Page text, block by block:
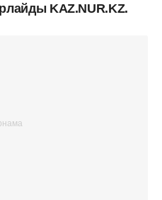
KAZ.NUR.KZ.